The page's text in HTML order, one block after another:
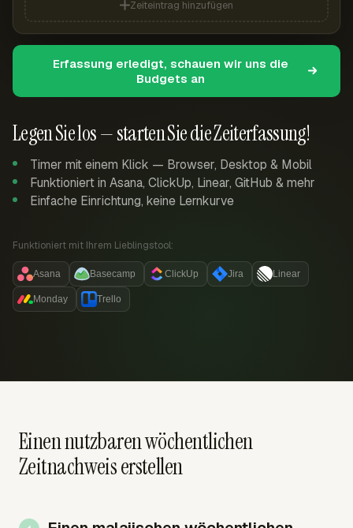
Legen Sie los — starten Sie die Zeiterfassung!
Timer mit einem Klick — Browser, Desktop & Mobil
Funktioniert in Asana, ClickUp, Linear, GitHub & mehr
Einfache Einrichtung, keine Lernkurve
Funktioniert mit Ihrem Lieblingstool:
Asana Basecamp ClickUp Jira Linear
Monday Trello
Zeiteintrag hinzufügen
Erfassung erledigt, schauen wir uns die
Budgets an
Einen nutzbaren wöchentlichen
Zeitnachweis erstellen